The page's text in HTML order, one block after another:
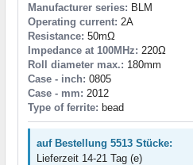
Manufacturer series: BLM
Operating current: 2A
Resistance: 50mΩ
Impedance at 100MHz: 220Ω
Roll diameter max.: 180mm
Case - inch: 0805
Case - mm: 2012
Type of ferrite: bead
auf Bestellung 5513 Stücke:
Lieferzeit 14-21 Tag (e)